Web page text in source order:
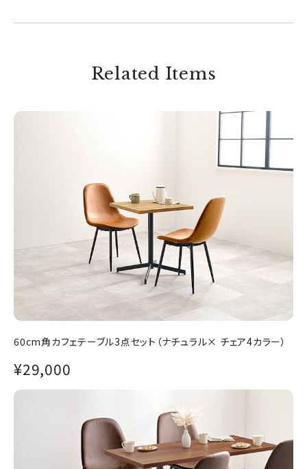
Related Items
60cm角カフェテーブル3点セット（ナチュラル× チェア4カラー）
¥29,000